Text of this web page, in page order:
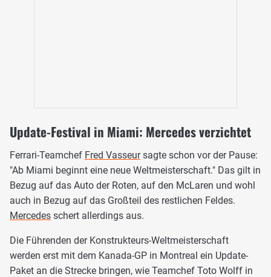
Update-Festival in Miami: Mercedes verzichtet
Ferrari-Teamchef Fred Vasseursagte schon vor der Pause:
"Ab Miami beginnt eine neue Weltmeisterschaft." Das gilt in
Bezug auf das Auto der Roten, auf den McLaren und wohl
auch in Bezug auf das Großteil des restlichen Feldes.
Mercedes schert allerdings aus.
Die Führenden der Konstrukteurs-Weltmeisterschaft
werden erst mit dem Kanada-GP in Montreal ein Update-
Paket an die Strecke bringen, wie Teamchef Toto Wolff in